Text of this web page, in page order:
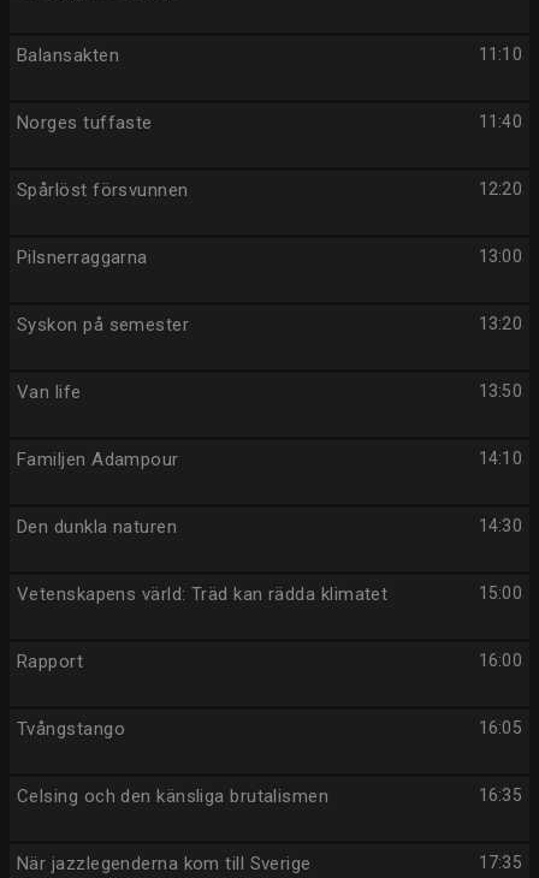
11:10
Balansakten
11:40
Norges tuffaste
12:20
Spårlöst försvunnen
13:00
Pilsnerraggarna
13:20
Syskon på semester
13:50
Van life
14:10
Familjen Adampour
14:30
Den dunkla naturen
15:00
Vetenskapens värld: Träd kan rädda klimatet
16:00
Rapport
16:05
Tvångstango
16:35
Celsing och den känsliga brutalismen
17:35
När jazzlegenderna kom till Sverige